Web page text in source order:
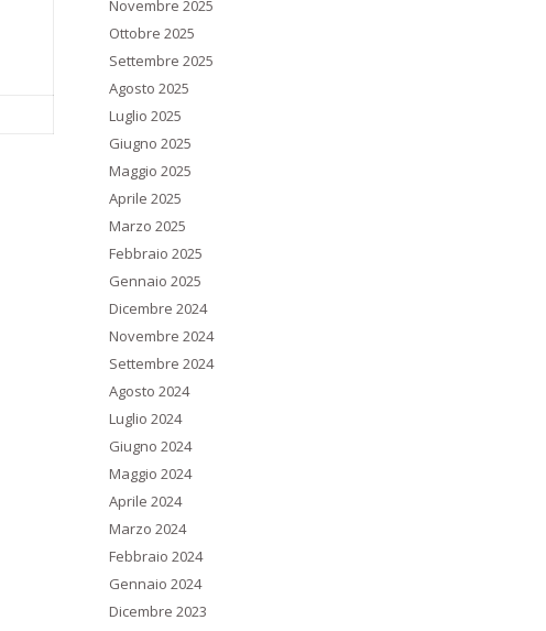
Novembre 2025
Ottobre 2025
Settembre 2025
Agosto 2025
Luglio 2025
Giugno 2025
Maggio 2025
Aprile 2025
Marzo 2025
Febbraio 2025
Gennaio 2025
Dicembre 2024
Novembre 2024
Settembre 2024
Agosto 2024
Luglio 2024
Giugno 2024
Maggio 2024
Aprile 2024
Marzo 2024
Febbraio 2024
Gennaio 2024
Dicembre 2023